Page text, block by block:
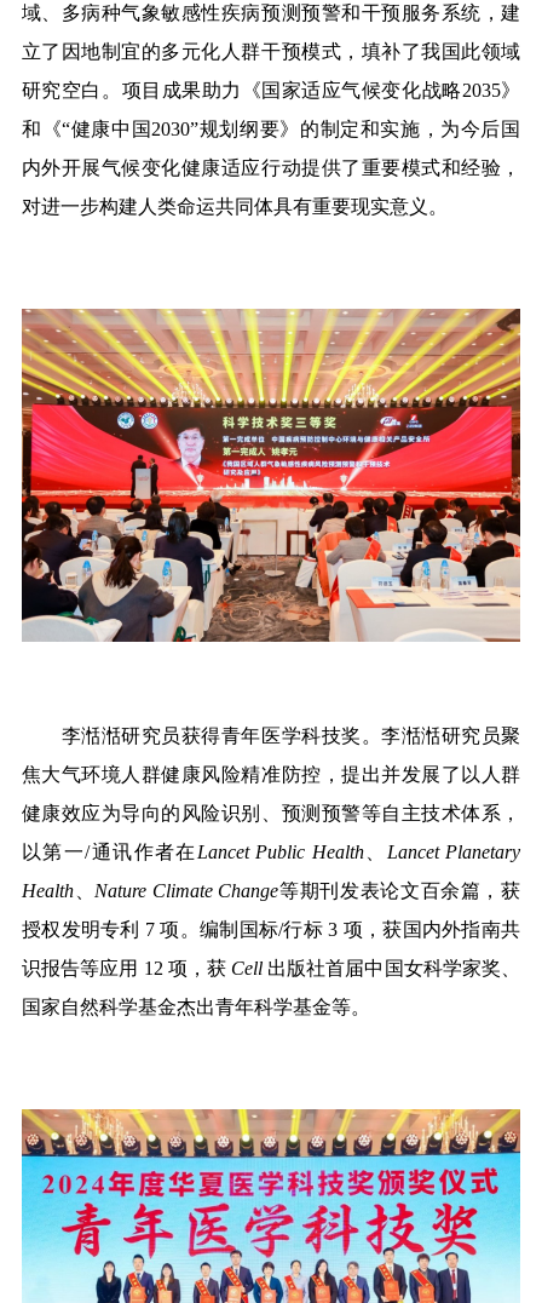
域、多病种气象敏感性疾病预测预警和干预服务系统，建
立了因地制宜的多元化人群干预模式，填补了我国此领域
研究空白。项目成果助力《国家适应气候变化战略2035》
和《“健康中国2030”规划纲要》的制定和实施，为今后国
内外开展气候变化健康适应行动提供了重要模式和经验，
对进一步构建人类命运共同体具有重要现实意义。
李湉湉研究员获得青年医学科技奖。李湉湉研究员聚
焦大气环境人群健康风险精准防控，提出并发展了以人群
健康效应为导向的风险识别、预测预警等自主技术体系，
以第一/通讯作者在 Lancet Public Health、 Lancet Planetary
Health、 Nature Climate Change等期刊发表论文百余篇，获
授权发明专利 7 项。编制国标/行标 3 项，获国内外指南共
识报告等应用 12 项，获 Cell出版社首届中国女科学家奖、
国家自然科学基金杰出青年科学基金等。